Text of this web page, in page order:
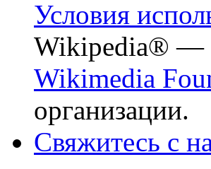
Условия
Wikipedia® —
Wikimedia
организации.
Свяжитесь с